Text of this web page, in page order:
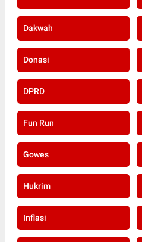
Dakwah
Donasi
DPRD
Fun Run
Gowes
Hukrim
Inflasi